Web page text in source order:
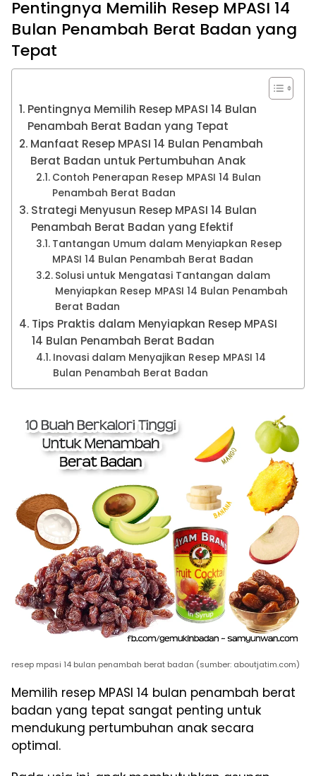
Pentingnya Memilih Resep MPASI 14
Bulan Penambah Berat Badan yang
Tepat
Pentingnya Memilih Resep MPASI 14 Bulan
Penambah Berat Badan yang Tepat
Manfaat Resep MPASI 14 Bulan Penambah
Berat Badan untuk Pertumbuhan Anak
Contoh Penerapan Resep MPASI 14 Bulan
Penambah Berat Badan
Strategi Menyusun Resep MPASI 14 Bulan
Penambah Berat Badan yang Efektif
Tantangan Umum dalam Menyiapkan Resep
MPASI 14 Bulan Penambah Berat Badan
Solusi untuk Mengatasi Tantangan dalam
Menyiapkan Resep MPASI 14 Bulan Penambah
Berat Badan
Tips Praktis dalam Menyiapkan Resep MPASI
14 Bulan Penambah Berat Badan
Inovasi dalam Menyajikan Resep MPASI 14
Bulan Penambah Berat Badan
resep mpasi 14 bulan penambah berat badan (sumber: aboutjatim.com)
Memilih resep MPASI 14 bulan penambah berat
badan yang tepat sangat penting untuk
mendukung pertumbuhan anak secara
optimal.